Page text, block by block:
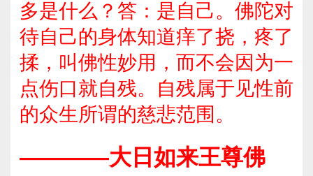
多是什么？答：是自己。佛陀对
待自己的身体知道痒了挠，疼了
揉，叫佛性妙用，而不会因为一
点伤口就自残。自残属于见性前
的众生所谓的慈悲范围。
————大日如来王尊佛